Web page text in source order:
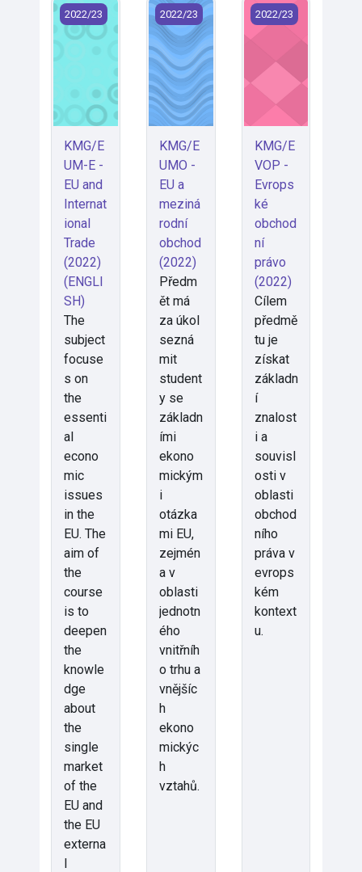
KMG/EUM-E - EU and International Trade (2022)
2022/23
KMG/E
UM-E -
EU and
Internat
ional
Trade
(2022)
(ENGLI
SH)
The
subject
focuse
s on
the
essenti
al
econo
mic
issues
in the
EU. The
aim of
the
course
is to
deepen
the
knowle
dge
about
the
single
market
of the
EU and
the EU
externa
l
KMG/EUMO - EU a mezinárodní
2022/23
KMG/E
UMO -
EU a
meziná
rodní
obchod
(2022)
Předm
ět má
za úkol
sezná
mit
student
y se
základn
ími
ekono
mickým
i
otázka
mi EU,
zejmén
a v
oblasti
jednotn
ého
vnitřníh
o trhu a
vnějšíc
h
ekono
mickýc
h
vztahů.
KMG/EVOP -
2022/23
KMG/E
VOP -
Evrops
ké
obchod
ní
právo
(2022)
Cílem
předmě
tu je
získat
základn
í
znalost
i a
souvisl
osti v
oblasti
obchod
ního
práva v
evrops
kém
kontext
u.